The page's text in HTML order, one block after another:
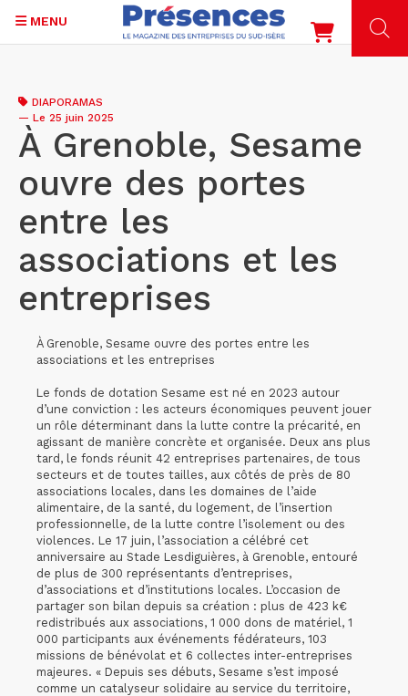
contenu
principal
MENU
DIAPORAMAS
— Le 25 juin 2025
À Grenoble, Sesame
ouvre des portes
entre les
associations et les
entreprises
À Grenoble, Sesame ouvre des portes entre les
associations et les entreprises
Le fonds de dotation Sesame est né en 2023 autour
d’une conviction : les acteurs économiques peuvent jouer
un rôle déterminant dans la lutte contre la précarité, en
agissant de manière concrète et organisée. Deux ans plus
tard, le fonds réunit 42 entreprises partenaires, de tous
secteurs et de toutes tailles, aux côtés de près de 80
associations locales, dans les domaines de l’aide
alimentaire, de la santé, du logement, de l’insertion
professionnelle, de la lutte contre l’isolement ou des
violences. Le 17 juin, l’association a célébré cet
anniversaire au Stade Lesdiguières, à Grenoble, entouré
de plus de 300 représentants d’entreprises,
d’associations et d’institutions locales. L’occasion de
partager son bilan depuis sa création : plus de 423 k€
redistribués aux associations, 1 000 dons de matériel, 1
000 participants aux événements fédérateurs, 103
missions de bénévolat et 6 collectes inter-entreprises
majeures. « Depuis ses débuts, Sesame s’est imposé
comme un catalyseur solidaire au service du territoire,